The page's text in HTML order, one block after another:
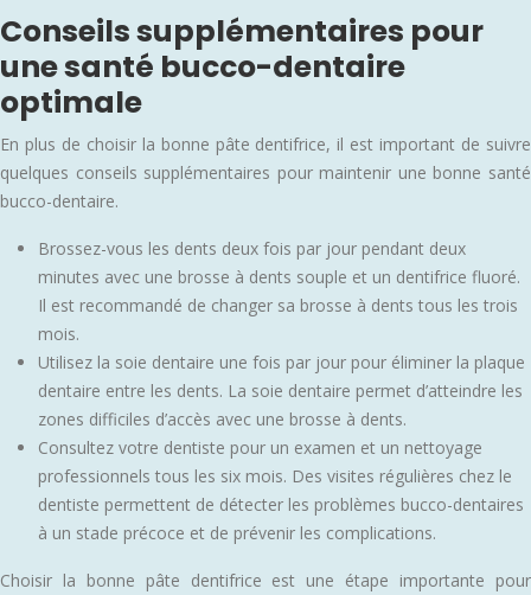
Conseils supplémentaires pour
une santé bucco-dentaire
optimale
En plus de choisir la bonne pâte dentifrice, il est important de suivre
quelques conseils supplémentaires pour maintenir une bonne santé
bucco-dentaire.
Brossez-vous les dents deux fois par jour pendant deux
minutes avec une brosse à dents souple et un dentifrice fluoré.
Il est recommandé de changer sa brosse à dents tous les trois
mois.
Utilisez la soie dentaire une fois par jour pour éliminer la plaque
dentaire entre les dents. La soie dentaire permet d’atteindre les
zones difficiles d’accès avec une brosse à dents.
Consultez votre dentiste pour un examen et un nettoyage
professionnels tous les six mois. Des visites régulières chez le
dentiste permettent de détecter les problèmes bucco-dentaires
à un stade précoce et de prévenir les complications.
Choisir la bonne pâte dentifrice est une étape importante pour